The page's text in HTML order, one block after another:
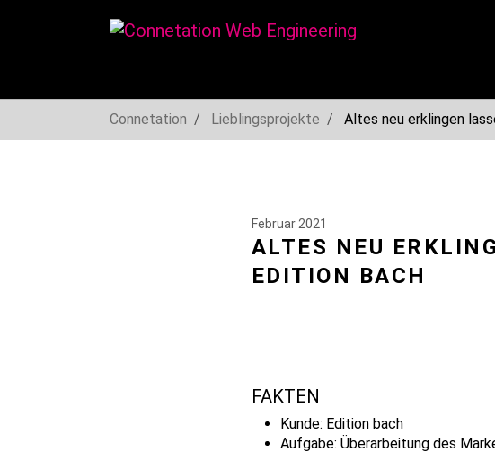
Connetation Lieblingsprojekte
Altes neu erklingen
Februar 2021
ALTES NEU
EDITION BACH
FAKTEN
Kunde: Edition bach
Aufgabe: Überarbeitung des